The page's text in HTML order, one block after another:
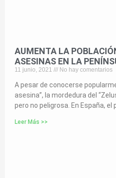
AUMENTA LA
ASESINAS EN LA
11 junio, 2021 No hay comentarios
A pesar de conocerse
asesina”, la mordedura del
pero no peligrosa. En España, el
Leer Más >>